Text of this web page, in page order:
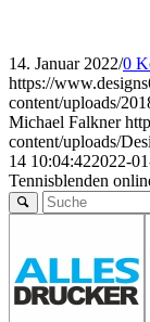
14. Januar 2022/0
https://
content/uploads/
Michael Falkner
content/uploads/
14 10:04:422022-
Tennisblenden